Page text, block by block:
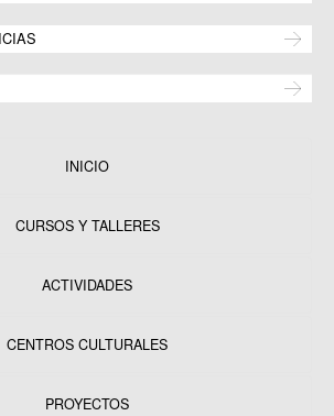
INICIO
CURSOS Y TALLERES
ACTIVIDADES
CENTROS CULTURALES
PROYECTOS